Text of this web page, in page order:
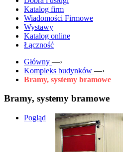
Katalog firm
Wiadomości Firmowe
Wystawy
Katalog online
Łączność
Główny —›
Kompleks budynków —›
Bramy, systemy bramowe
Bramy, systemy bramowe
Pogląd